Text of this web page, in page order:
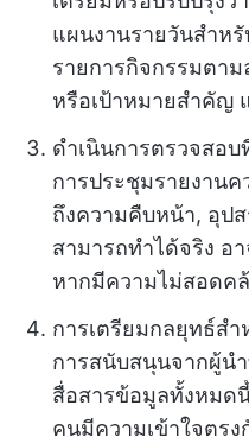
แผนงานรายวันสำห
รายการกิจกรรมตา
หรือเป้าหมายสำคัญ
ดำเนินการตรวจสอ
การประชุมรายงาน
ถึงความคืบหน้า, อุป
สามารถทำได้จริง อ
หากมีความไม่สอดค
การเตรียมกลยุทธ์ส
การสนับสนุนจากผู้น
สื่อสารข้อมูลทั้งหมด
คนมีความเข้าใจตร